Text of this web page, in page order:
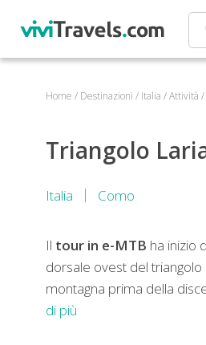
Home / Destinazioni / Italia /Attività /
Triangolo
Italia Como
Il tour in e-MTB ha inizio
dorsale ovest del
montagna prima della
di più